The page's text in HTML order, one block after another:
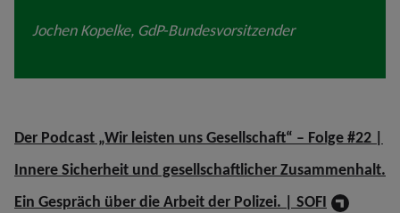
Jochen Kopelke, GdP-Bundesvorsitzender
Der Podcast „Wir leisten uns Gesellschaft“ – Folge #22 |
Innere Sicherheit und gesellschaftlicher Zusammenhalt.
Ein Gespräch über die Arbeit der Polizei. | SOFI